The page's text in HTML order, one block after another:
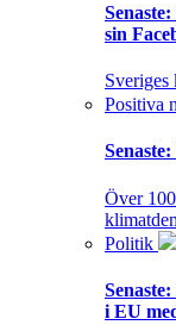
Senaste:
sin
Positiva
Senaste:
Över
Politik
Senaste:
i EU